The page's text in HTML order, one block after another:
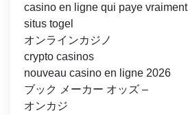
casino en ligne qui paye vraiment
situs togel
オンラインカジノ
crypto casinos
nouveau casino en ligne 2026
ブック メーカー オッズ –
オンカジ